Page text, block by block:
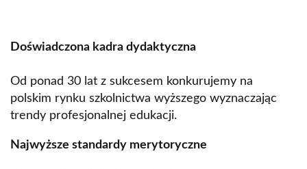
Doświadczona kadra dydaktyczna
Od ponad 30 lat z sukcesem konkurujemy na
polskim rynku szkolnictwa wyższego wyznaczając
trendy profesjonalnej edukacji.
Najwyższe standardy merytoryczne